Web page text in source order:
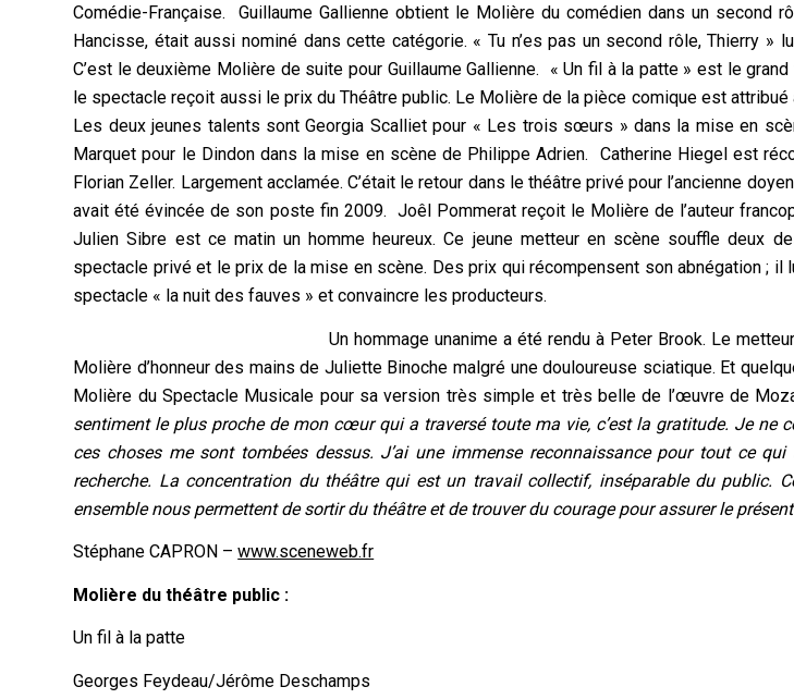
Comédie-Française. Guillaume Gallienne obtient le Molière du comédien dans un second
Hancisse, était aussi nominé dans cette catégorie. « Tu n’es pas un second rôle, Thierry »
C’est le deuxième Molière de suite pour Guillaume Gallienne. « Un fil à la patte » est le
le spectacle reçoit aussi le prix du Théâtre public. Le Molière de la pièce comique est attribué
Les deux jeunes talents sont Georgia Scalliet pour « Les trois sœurs » dans la mise en
Marquet pour le Dindon dans la mise en scène de Philippe Adrien. Catherine Hiegel est
Florian Zeller. Largement acclamée. C’était le retour dans le théâtre privé pour l’ancienne
avait été évincée de son poste fin 2009. Joêl Pommerat reçoit le Molière de l’auteur
Julien Sibre est ce matin un homme heureux. Ce jeune metteur en scène souffle deux
spectacle privé et le prix de la mise en scène. Des prix qui récompensent son abnégation ; il
spectacle « la nuit des fauves » et convaincre les producteurs.
Un hommage unanime a été rendu à Peter Brook. Le
Molière d’honneur des mains de Juliette Binoche malgré une douloureuse sciatique. Et
Molière du Spectacle Musicale pour sa version très simple et très belle de l’œuvre de
sentiment le plus proche de mon cœur qui a traversé toute ma vie, c’est la gratitude. Je ne
ces choses me sont tombées dessus. J’ai une immense reconnaissance pour tout ce
recherche. La concentration du théâtre qui est un travail collectif, inséparable du public.
ensemble nous permettent de sortir du théâtre et de trouver du courage pour assurer le
Stéphane CAPRON –www.sceneweb.fr
Molière du théâtre public :
Un fil à la patte
Georges Feydeau/Jérôme Deschamps